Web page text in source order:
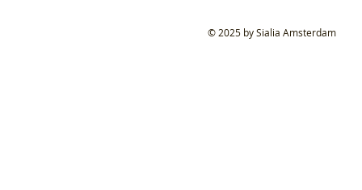
© 2025 by Sialia Amsterdam